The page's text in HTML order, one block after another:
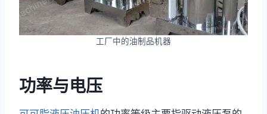
工厂中的油制品机器
功率与电压